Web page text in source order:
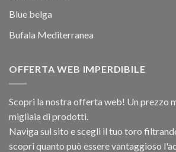
Blue belga
Bufala Mediterranea
OFFERTA WEB IMPERDIBILE
Scopri la nostra offerta web! Un prezzo
migliaia di prodotti.
Naviga sul sito e scegli il tuo toro
scopri quanto può essere vantaggioso